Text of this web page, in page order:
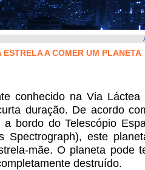
A COMER UM PLANETA
conhecido na Via
duração. De acordo
a bordo do Telescópio
Spectrograph), este
mãe. O planeta pode
destruído.